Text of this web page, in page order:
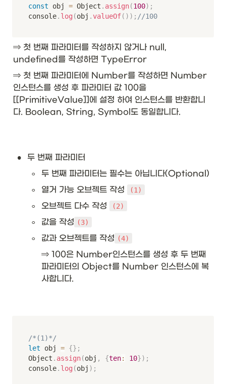
const obj = Object . assign(100) ;
console. log (obj .valueOf( ) ) ; //100
⇒ 첫 번째 파라미터를 작성하지 않거나 null,
undefined를 작성하면 TypeError
⇒ 첫 번째 파라미터에 Number를 작성하면 Number
인스턴스를 생성 후 파라미터 값 100을
[[PrimitiveValue]]에 설정 하여 인스턴스를 반환합니
다. Boolean, String, Symbol도 동일합니다.
• 두 번째 파라미터
◦ 두 번째 파라미터는 필수는 아닙니다(Optional)
◦ 열거 가능 오브젝트 작성 (1)
◦ 오브젝트 다수 작성 (2)
◦ 값을 작성 (3)
◦ 값과 오브젝트를 작성 (4)
⇒ 100은 Number인스턴스를 생성 후 두 번째
파라미터의 Object를 Number 인스턴스에 복
사합니다.
/*(1)*/
let obj = {} ;
Object . assign(obj , {ten: 10}) ;
console. log (obj ) ;